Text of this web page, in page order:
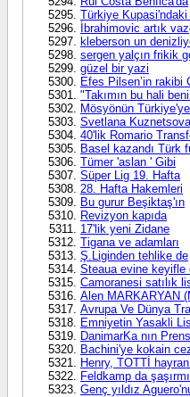
Türkiye
İbrahimovic artık
kleberson un
sergen yalçın frikik
güzel bir yazi
Efes Pilsen’in rakibi
"Takımın bu hali beni
Mösyönün
Svetlana
40'lik Romario
Basel kazandı Türk
Tümer 'aslan ' Gibi
Süper Lig 19. Hafta
28. Hafta Hakemleri
Bu gurur Beşiktaş'ın
Revizyon kapıda
17'lik yeni Zidane
Tigana ve adamları
Ş.Liginden tehlike de
Steaua evine keyifle
Camoranesi satılık
Alen MARKARYAN
Avrupa Ve Dünya
Emniyetin Yasakli
DanimarKa nın
Bachini'ye kokain
Henry, TOTTİ hayranı
Feldkamp da
Genç yıldız